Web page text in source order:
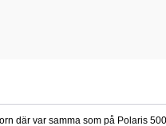
där var samma som på Polaris